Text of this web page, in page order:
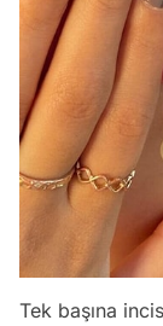
Tek başına